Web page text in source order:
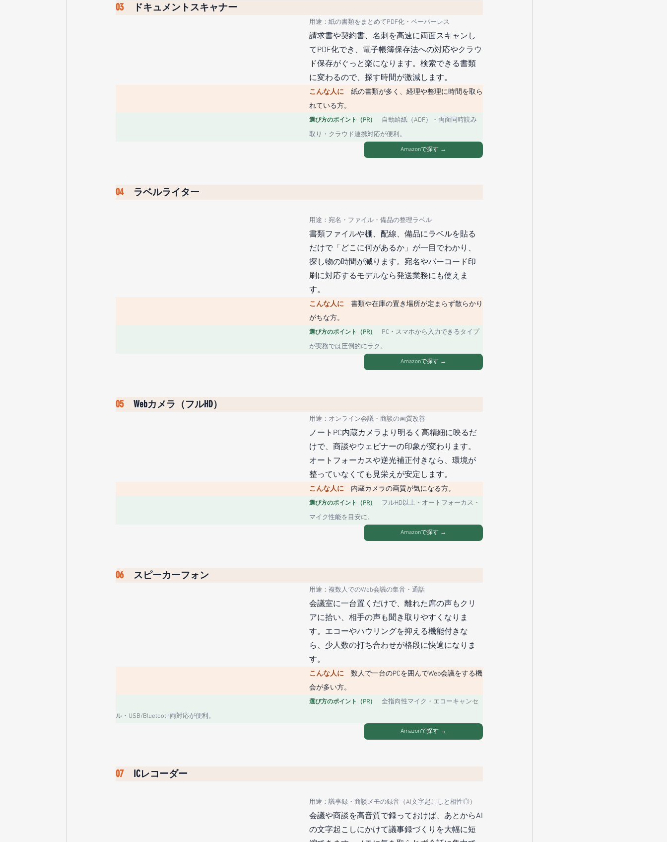
03 ドキュメントスキャナー
用途：紙の書類をまとめてPDF化・ペーパーレス
請求書や契約書、名刺を高速に両面スキャンし
てPDF化でき、電子帳簿保存法への対応やクラウ
ド保存がぐっと楽になります。検索できる書類
に変わるので、探す時間が激減します。
こんな人に 紙の書類が多く、経理や整理に時間を取ら
れている方。
選び方のポイント（PR）
自動給紙（ADF）・両面同時読み
取り・クラウド連携対応が便利。
Amazonで探す →
04 ラベルライター
用途：宛名・ファイル・備品の整理ラベル
書類ファイルや棚、配線、備品にラベルを貼る
だけで「どこに何があるか」が一目でわかり、
探し物の時間が減ります。宛名やバーコード印
刷に対応するモデルなら発送業務にも使えま
す。
こんな人に 書類や在庫の置き場所が定まらず散らかり
がちな方。
選び方のポイント（PR） PC・スマホから入力できるタイプ
が実務では圧倒的にラク。
Amazonで探す →
05 Webカメラ（フルHD）
用途：オンライン会議・商談の画質改善
ノートPC内蔵カメラより明るく高精細に映るだ
けで、商談やウェビナーの印象が変わります。
オートフォーカスや逆光補正付きなら、環境が
整っていなくても見栄えが安定します。
こんな人に 内蔵カメラの画質が気になる方。
選び方のポイント（PR） フルHD以上・オートフォーカス・
マイク性能を目安に。
Amazonで探す →
06 スピーカーフォン
用途：複数人でのWeb会議の集音・通話
会議室に一台置くだけで、離れた席の声もクリ
アに拾い、相手の声も聞き取りやすくなりま
す。エコーやハウリングを抑える機能付きな
ら、少人数の打ち合わせが格段に快適になりま
す。
こんな人に 数人で一台のPCを囲んでWeb会議をする機
会が多い方。
選び方のポイント（PR） 全指向性マイク・エコーキャンセ
ル・USB/Bluetooth両対応が便利。
Amazonで探す →
07 ICレコーダー
用途：議事録・商談メモの録音（AI文字起こしと相性◎）
会議や商談を高音質で録っておけば、あとからAI
の文字起こしにかけて議事録づくりを大幅に短